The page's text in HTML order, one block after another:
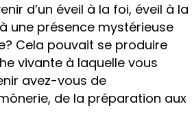
d’un éveil à la foi, éveil à la
une présence mystérieuse
Cela pouvait se produire
vivante à laquelle vous
avez-vous de
de la préparation aux